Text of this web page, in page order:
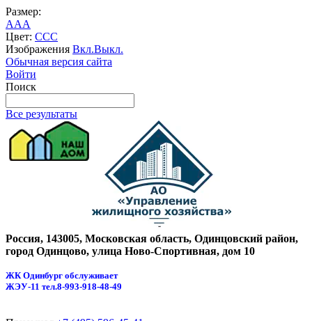
Размер:
AAA
Цвет: CCC
Изображения Вкл.Выкл.
Обычная версия сайта
Войти
Поиск
Все результаты
Россия, 143005, Московская область, Одинцовский район,
город Одинцово, улица Ново-Спортивная, дом 10
ЖК Одинбург обслуживает
ЖЭУ-11 тел.8-993-918-48-49